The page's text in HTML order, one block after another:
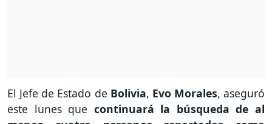
El Jefe de Estado de Bolivia, Evo Morales, aseguró
este lunes que continuará la búsqueda de al